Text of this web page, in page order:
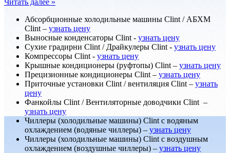
Читать далее »
Абсорбционные холодильные машины Clint / АБХМ
Clint – узнать цену
Выносные конденсаторы Clint - узнать цену
Сухие градирни Clint / Драйкулеры Clint - узнать цену
Компрессоры Clint - узнать цену
Крышные кондиционеры (руфтопы) Clint –узнать цену
Прецизионные кондиционеры Clint – узнать цену
Приточные установки Clint / вентиляция Clint –узнать
цену
Фанкойлы Clint / Вентиляторные доводчики Clint –
узнать цену
Чиллеры (холодильные машины) Clint с водяным
охлаждением (водяные чиллеры) –узнать цену
Чиллеры (холодильные машины) Clint с воздушным
охлаждением (воздушные чиллеры) –узнать цену